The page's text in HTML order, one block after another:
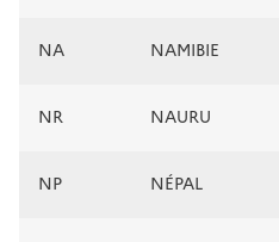
NA NAMIBIE
NR NAURU
NP NÉPAL